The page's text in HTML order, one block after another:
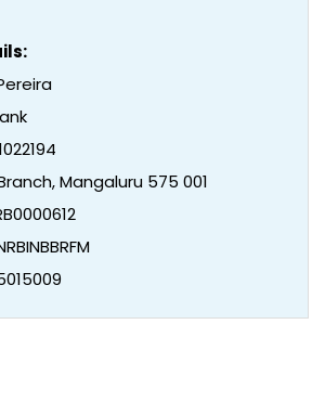
Mangaluru 575 001